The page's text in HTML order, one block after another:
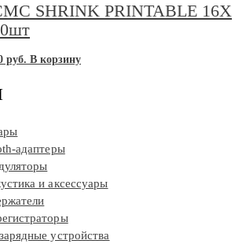
SHRINK PRINTABLE 16Х
руб. В корзину
адаптеры
и аксессуары
устройства